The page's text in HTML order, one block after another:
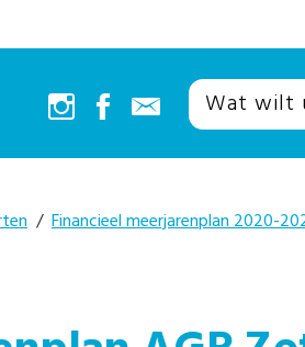
/ Financieel meerjarenplan 2020-